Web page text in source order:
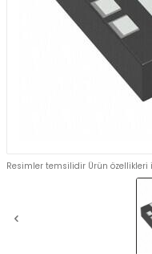
Resimler temsilidir Ürün özellikleri